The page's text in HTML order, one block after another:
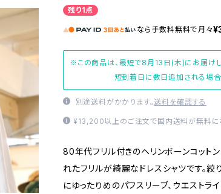
残り1点
なら 手数料無料で 月々
※この商品は、最短で8月13日(木)にお届けし
短到着日に数日追加される場合
別途送料がかかります。送料を確認する
¥13,200以上のご注文で国内送料が無料に
80年代フリル付きのヘリンボーンコット
れたフリルが綺麗なドレスシャツです。絞
にゆったりめのパフスリーブ、ウエストラ